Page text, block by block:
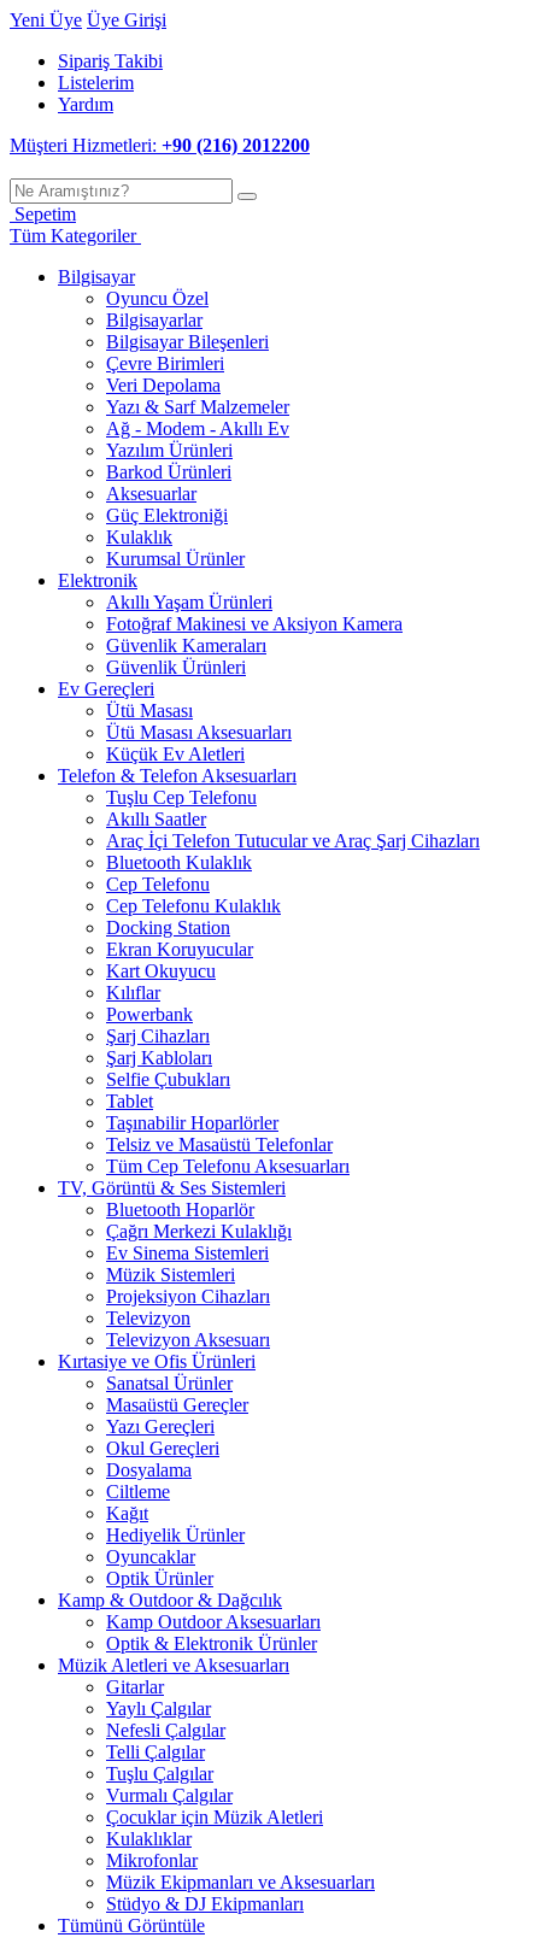
Yeni Üye Üye Girişi
Sipariş Takibi
Listelerim
Yardım
Müşteri Hizmetleri: +90 (216) 2012200
Sepetim
Tüm Kategoriler
Bilgisayar
Oyuncu Özel
Bilgisayarlar
Bilgisayar Bileşenleri
Çevre Birimleri
Veri Depolama
Yazı & Sarf Malzemeler
Ağ - Modem - Akıllı Ev
Yazılım Ürünleri
Barkod Ürünleri
Aksesuarlar
Güç Elektroniği
Kulaklık
Kurumsal Ürünler
Elektronik
Akıllı Yaşam Ürünleri
Fotoğraf Makinesi ve Aksiyon Kamera
Güvenlik Kameraları
Güvenlik Ürünleri
Ev Gereçleri
Ütü Masası
Ütü Masası Aksesuarları
Küçük Ev Aletleri
Telefon & Telefon Aksesuarları
Tuşlu Cep Telefonu
Akıllı Saatler
Araç İçi Telefon Tutucular ve Araç Şarj Cihazları
Bluetooth Kulaklık
Cep Telefonu
Cep Telefonu Kulaklık
Docking Station
Ekran Koruyucular
Kart Okuyucu
Kılıflar
Powerbank
Şarj Cihazları
Şarj Kabloları
Selfie Çubukları
Tablet
Taşınabilir Hoparlörler
Telsiz ve Masaüstü Telefonlar
Tüm Cep Telefonu Aksesuarları
TV, Görüntü & Ses Sistemleri
Bluetooth Hoparlör
Çağrı Merkezi Kulaklığı
Ev Sinema Sistemleri
Müzik Sistemleri
Projeksiyon Cihazları
Televizyon
Televizyon Aksesuarı
Kırtasiye ve Ofis Ürünleri
Sanatsal Ürünler
Masaüstü Gereçler
Yazı Gereçleri
Okul Gereçleri
Dosyalama
Ciltleme
Kağıt
Hediyelik Ürünler
Oyuncaklar
Optik Ürünler
Kamp & Outdoor & Dağcılık
Kamp Outdoor Aksesuarları
Optik & Elektronik Ürünler
Müzik Aletleri ve Aksesuarları
Gitarlar
Yaylı Çalgılar
Nefesli Çalgılar
Telli Çalgılar
Tuşlu Çalgılar
Vurmalı Çalgılar
Çocuklar için Müzik Aletleri
Kulaklıklar
Mikrofonlar
Müzik Ekipmanları ve Aksesuarları
Stüdyo & DJ Ekipmanları
Tümünü Görüntüle